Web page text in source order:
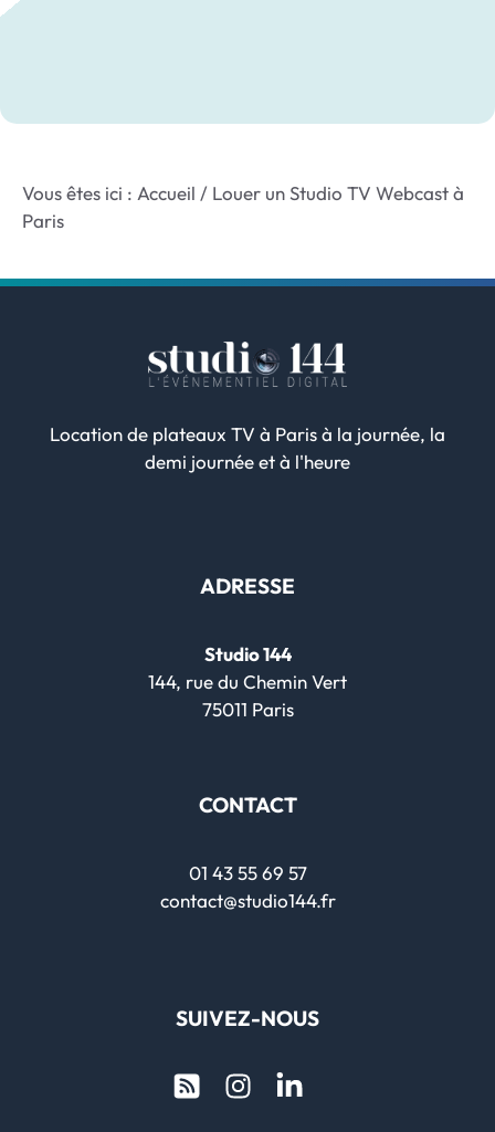
Vous êtes ici : Accueil / Louer un Studio TV Webcast à
Paris
Location de plateaux TV à Paris à la journée, la
demi journée et à l'heure
ADRESSE
Studio 144
144, rue du Chemin Vert
75011 Paris
CONTACT
01 43 55 69 57
contact@studio144.fr
SUIVEZ-NOUS